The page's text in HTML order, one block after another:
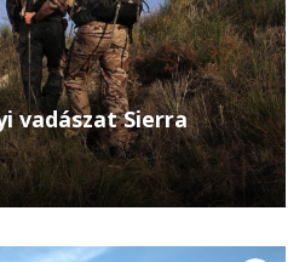
vadászat Sierra